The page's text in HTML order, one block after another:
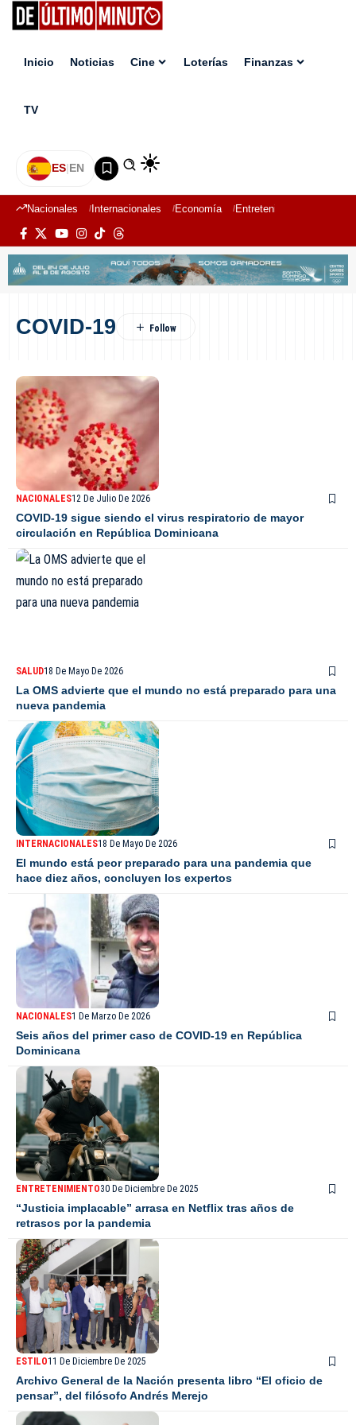
Inicio Noticias Cine Loterías Finanzas
TV
ES|EN
Nacionales Internacionales Economía Entretenimiento
COVID-19
NACIONALES12 De Julio De 2026
COVID-19 sigue siendo el virus respiratorio de mayor
circulación en República Dominicana
SALUD18 De Mayo De 2026
La OMS advierte que el mundo no está preparado para una
nueva pandemia
INTERNACIONALES18 De Mayo De 2026
El mundo está peor preparado para una pandemia que
hace diez años, concluyen los expertos
NACIONALES1 De Marzo De 2026
Seis años del primer caso de COVID-19 en República
Dominicana
ENTRETENIMIENTO30 De Diciembre De 2025
“Justicia implacable” arrasa en Netflix tras años de
retrasos por la pandemia
ESTILO11 De Diciembre De 2025
Archivo General de la Nación presenta libro “El oficio de
pensar”, del filósofo Andrés Merejo